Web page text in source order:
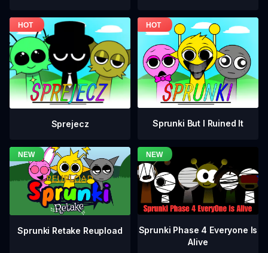
Sprejecz Sprunki But I Ruined It
Sprunki Retake Reupload
Sprunki Phase 4 Everyone Is
Alive